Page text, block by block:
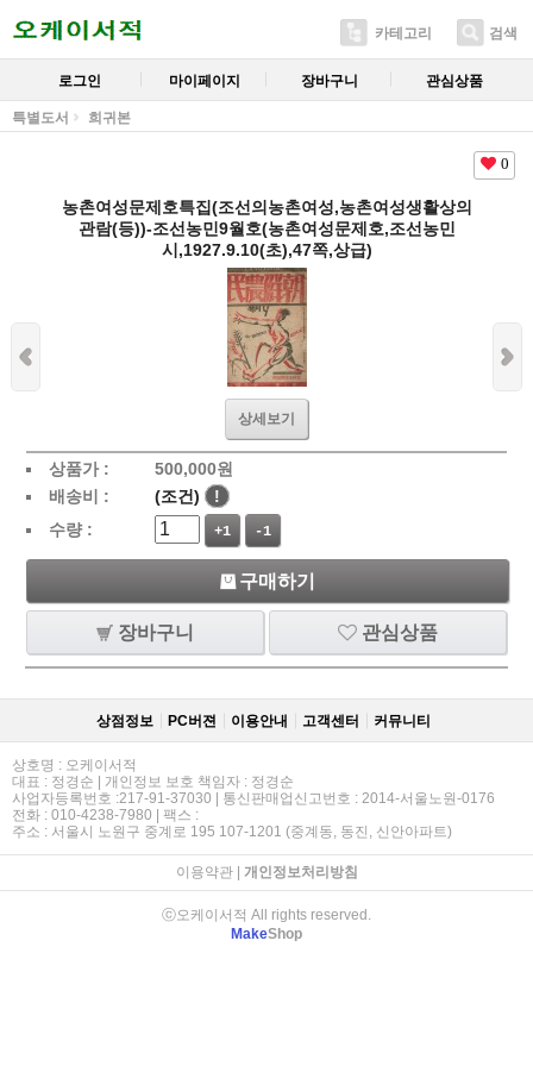
카테고리 검색
로그인 마이페이지 장바구니 관심상품
특별도서 희귀본
0
농촌여성문제호특집(조선의농촌여성,농촌여성생활상의
관람(등))-조선농민9월호(농촌여성문제호,조선농민
시,1927.9.10(초),47쪽,상급)
상세보기
상품가 : 500,000원
배송비 :
(조건)
!
수량 :
+1 -1
구매하기
장바구니 관심상품
상점정보 PC버젼 이용안내 고객센터 커뮤니티
상호명 : 오케이서적
대표 : 정경순 | 개인정보 보호 책임자 : 정경순
사업자등록번호 :217-91-37030 | 통신판매업신고번호 : 2014-서울노원-0176
전화 : 010-4238-7980 | 팩스 :
주소 : 서울시 노원구 중계로 195 107-1201 (중계동, 동진, 신안아파트)
이용약관| 개인정보처리방침
ⓒ오케이서적 All rights reserved.
MakeShop